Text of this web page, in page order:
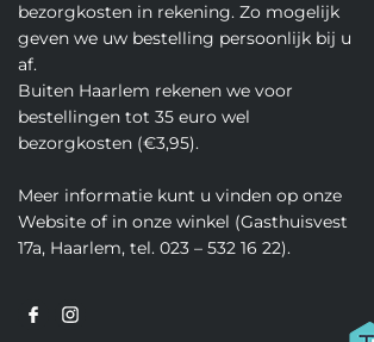
bezorgkosten in rekening. Zo mogelijk
geven we uw bestelling persoonlijk bij u
af.
Buiten Haarlem rekenen we voor
bestellingen tot 35 euro wel
bezorgkosten (€3,95).
Meer informatie kunt u vinden op onze
Website of in onze winkel (Gasthuisvest
17a, Haarlem, tel. 023 – 532 16 22).